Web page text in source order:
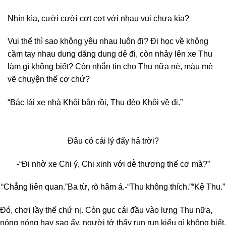
Nhìn kìa, cười cười cợt cợt với nhau vui chưa kìa?
Vui thế thì sao không yêu nhau luôn đi? Đi học về không
cầm tay nhau dung dăng dung dẻ đi, còn nhảy lên xe Thu
làm gì không biết? Còn nhắn tin cho Thu nữa nè, màu mè
vẽ chuyện thế cơ chứ?
“Bác lái xe nhà Khôi bận rồi, Thu đèo Khôi về đi.”
Đâu có cái lý đấy hả trời?
-“Đi nhờ xe Chi ý, Chi xinh với dễ thương thế cơ mà?”
“Chẳng liên quan.”Ba từ, rõ hâm á.-“Thu không thích.”“Kệ Thu.”
Đó, chơi lầy thế chứ nị. Còn gục cái đầu vào lưng Thu nữa,
nóng nóng hay sao ấy, người tớ thấy run run kiểu gì không biết,